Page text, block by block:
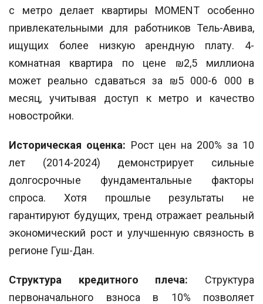
с метро делает квартиры MOMENT особенно
привлекательными для работников Тель-Авива,
ищущих более низкую арендную плату. 4-
комнатная квартира по цене ₪2,5 миллиона
может реально сдаваться за ₪5 000-6 000 в
месяц, учитывая доступ к метро и качество
новостройки.
Историческая оценка: Рост цен на 200% за 10
лет (2014-2024) демонстрирует сильные
долгосрочные фундаментальные факторы
спроса. Хотя прошлые результаты не
гарантируют будущих, тренд отражает реальный
экономический рост и улучшенную связность в
регионе Гуш-Дан.
Структура кредитного плеча: Структура
первоначального взноса в 10% позволяет